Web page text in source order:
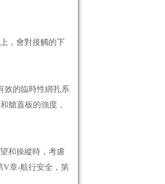
，會對接觸的下
的臨時性綁扎系
艙蓋板的強度，
望和操縱時，考慮
-航行安全，第